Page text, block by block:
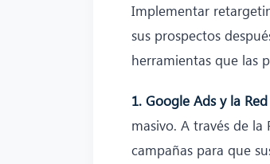
Implementar
sus prospectos
herramientas que las
1. Google Ads y la
masivo. A través de
campañas para que